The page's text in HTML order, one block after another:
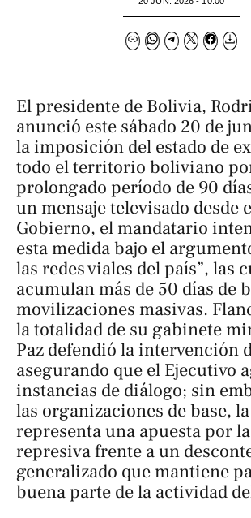
El presidente de Bolivia,
anunció este sábado 20 de
la imposición del estado de
todo el territorio boliviano
prolongado período de 90
un mensaje televisado desde
Gobierno, el mandatario
esta medida bajo el
las redes viales del país”, las
acumulan más de 50 días de
movilizaciones masivas.
la totalidad de su gabinete
Paz defendió la intervención
asegurando que el Ejecutivo
instancias de diálogo; sin
las organizaciones de base,
representa una apuesta por
represiva frente a un
generalizado que mantiene
buena parte de la actividad